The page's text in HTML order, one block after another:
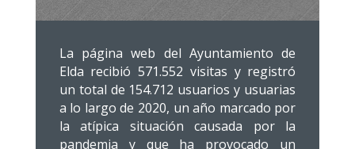
La página web del Ayuntamiento de
Elda recibió 571.552 visitas y registró
un total de 154.712 usuarios y usuarias
a lo largo de 2020, un año marcado por
la atípica situación causada por la
pandemia y que ha provocado un